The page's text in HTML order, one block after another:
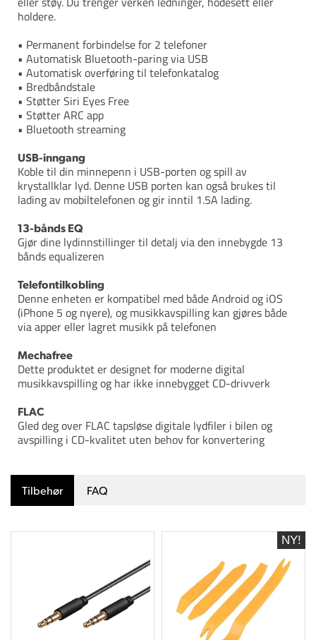
holdere.
• Permanent forbindelse for 2 telefoner
• Automatisk Bluetooth-paring via USB
• Automatisk overføring til telefonkatalog
• Bredbåndstale
• Støtter Siri Eyes Free
• Støtter ARC app
• Bluetooth streaming
USB-inngang
Koble til din minnepenn i USB-porten og spill av
krystallklar lyd. Denne USB porten kan også brukes til
lading av mobiltelefonen og gir inntil 1.5A lading.
13-bånds EQ
Gjør dine lydinnstillinger til detalj via den innebygde 13
bånds equalizeren
Telefontilkobling
Denne enheten er kompatibel med både Android og iOS
(iPhone 5 og nyere), og musikkavspilling kan gjøres både
via apper eller lagret musikk på telefonen
Mechafree
Dette produktet er designet for moderne digital
musikkavspilling og har ikke innebygget CD-drivverk
FLAC
Gled deg over FLAC tapsløse digitale lydfiler i bilen og
avspilling i CD-kvalitet uten behov for konvertering
Tilbehør FAQ